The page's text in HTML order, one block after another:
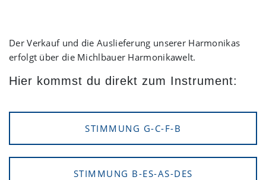
Der Verkauf und die Auslieferung unserer Harmonikas
erfolgt über die Michlbauer Harmonikawelt.
Hier kommst du direkt zum Instrument:
STIMMUNG G-C-F-B
STIMMUNG B-ES-AS-DES